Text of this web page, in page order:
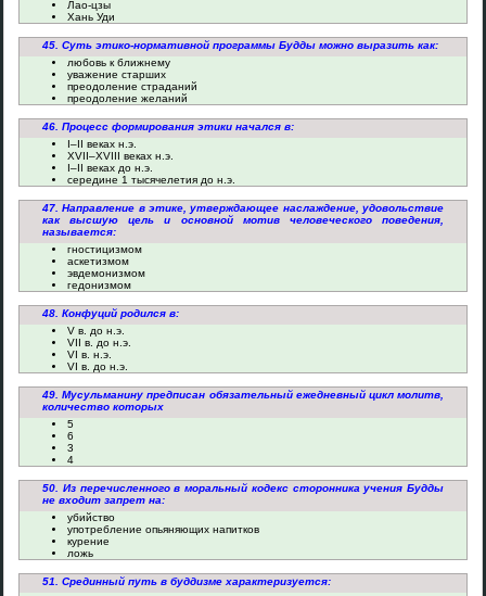
Лао-цзы
Хань Уди
45. Суть этико-нормативной программы Будды можно выразить как:
любовь к ближнему
уважение старших
преодоление страданий
преодоление желаний
46. Процесс формирования этики начался в:
I–II веках н.э.
XVII–XVIII веках н.э.
I–II веках до н.э.
середине 1 тысячелетия до н.э.
47. Направление в этике, утверждающее наслаждение, удовольствие
как высшую цель и основной мотив человеческого поведения,
называется:
гностицизмом
аскетизмом
эвдемонизмом
гедонизмом
48. Конфуций родился в:
V в. до н.э.
VII в. до н.э.
VI в. н.э.
VI в. до н.э.
49. Мусульманину предписан обязательный ежедневный цикл молитв,
количество которых
5
6
3
4
50. Из перечисленного в моральный кодекс сторонника учения Будды
не входит запрет на:
убийство
употребление опьяняющих напитков
курение
ложь
51. Срединный путь в буддизме характеризуется: